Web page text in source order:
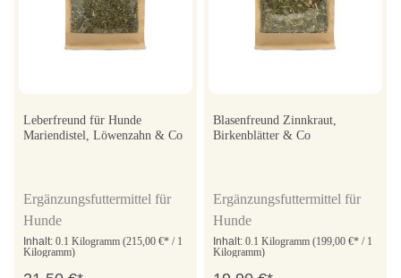
Leberfreund für Hunde
Mariendistel, Löwenzahn & Co
Ergänzungsfuttermittel für
Hunde
Inhalt: 0.1 Kilogramm (215,00 €* / 1
Kilogramm)
Blasenfreund Zinnkraut,
Birkenblätter & Co
Ergänzungsfuttermittel für
Hunde
Inhalt: 0.1 Kilogramm (199,00 €* / 1
Kilogramm)